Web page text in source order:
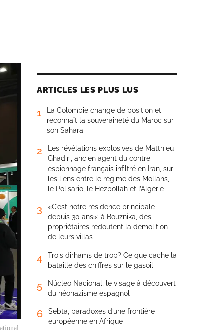
ARTICLES LES PLUS LUS
1
La Colombie change de position et
reconnaît la souveraineté du Maroc sur
son Sahara
2
Les révélations explosives de Matthieu
Ghadiri, ancien agent du contre-
espionnage français infiltré en Iran, sur
les liens entre le régime des Mollahs,
le Polisario, le Hezbollah et l’Algérie
3
«C’est notre résidence principale
depuis 30 ans»: à Bouznika, des
propriétaires redoutent la démolition
de leurs villas
4
Trois dirhams de trop? Ce que cache la
bataille des chiffres sur le gasoil
5
Núcleo Nacional, le visage à découvert
du néonazisme espagnol
6
Sebta, paradoxes d’une frontière
européenne en Afrique